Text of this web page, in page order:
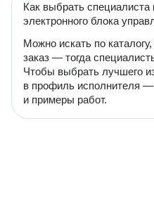
Как выбрать
электронного блока
Можно искать по
заказ — тогда
Чтобы выбрать лучшего
в профиль исполнителя
и примеры работ.